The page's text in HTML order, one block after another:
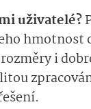
uživatelé?
i